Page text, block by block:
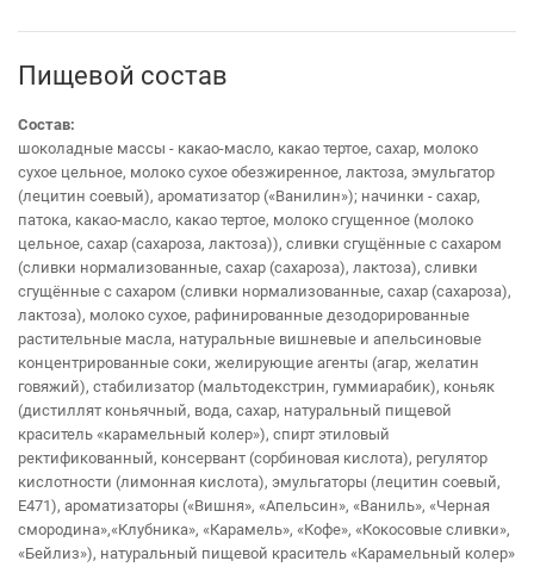
Пищевой состав
Cостав:
шоколадные массы - какао-масло, какао тертое, сахар, молоко
сухое цельное, молоко сухое обезжиренное, лактоза, эмульгатор
(лецитин соевый), ароматизатор («Ванилин»); начинки - сахар,
патока, какао-масло, какао тертое, молоко сгущенное (молоко
цельное, сахар (сахароза, лактоза)), сливки сгущённые с сахаром
(сливки нормализованные, сахар (сахароза), лактоза), сливки
сгущённые с сахаром (сливки нормализованные, сахар (сахароза),
лактоза), молоко сухое, рафинированные дезодорированные
растительные масла, натуральные вишневые и апельсиновые
концентрированные соки, желирующие агенты (агар, желатин
говяжий), стабилизатор (мальтодекстрин, гуммиарабик), коньяк
(дистиллят коньячный, вода, сахар, натуральный пищевой
краситель «карамельный колер»), спирт этиловый
ректификованный, консервант (сорбиновая кислота), регулятор
кислотности (лимонная кислота), эмульгаторы (лецитин соевый,
Е471), ароматизаторы («Вишня», «Апельсин», «Ваниль», «Черная
смородина»,«Клубника», «Карамель», «Кофе», «Кокосовые сливки»,
«Бейлиз»), натуральный пищевой краситель «Карамельный колер»